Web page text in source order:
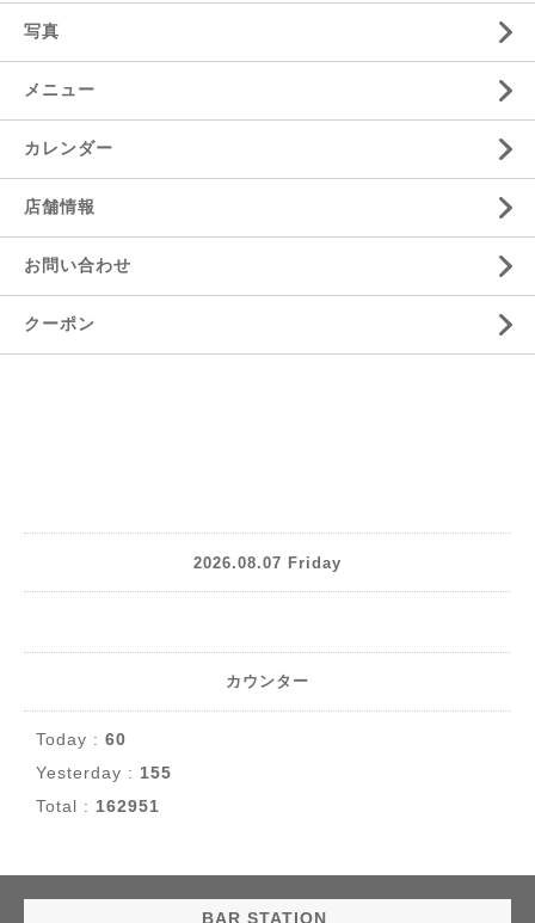
写真
メニュー
カレンダー
店舗情報
お問い合わせ
クーポン
2026.08.07 Friday
カウンター
Today : 60
Yesterday : 155
Total : 162951
BAR STATION